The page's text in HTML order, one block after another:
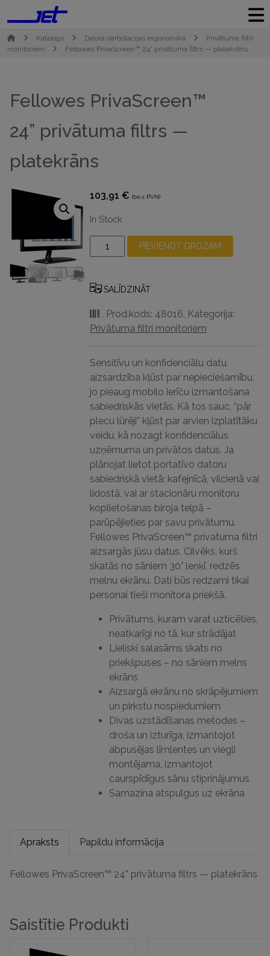
Katalogs Datora darbstacijas ergonomika
Privātuma filtri
monitoriem
Fellowes PrivaScreen™ 24” privātuma filtrs — platekrāns
Fellowes PrivaScreen™
24” privātuma filtrs —
platekrāns
103,91€ (bez PVN)
In Stock
Fellowes
PrivaScreen™
filtrs
platekrāns
daudzums
PIEVIENOT GROZAM
SALĪDZINĀT
, Prod.kods: 48016, Kategorija:
Privātuma filtri monitoriem
Sensitīvu un konfidenciālu datu
aizsardzība kļūst par nepieciešamību,
jo pieaug mobilo ierīču izmantošana
sabiedriskās vietās. Kā tos sauc, “pār
plecu lūrēji” kļūst par arvien izplatītāku
veidu, kā nozagt konfidenciālus
uzņēmuma un privātos datus. Ja
plānojat lietot portatīvo datoru
sabiedriskā vietā: kafejnīcā, vilcienā vai
lidostā, vai ar stacionāru monitoru
koplietošanas biroja telpā –
parūpējieties par savu privātumu.
Fellowes PrivaScreen™ privatuma filtri
aizsargās jūsu datus. Cilvēks, kurš
skatās no sāniem 30° leņķī, redzēs
melnu ekrānu. Dati būs redzami tikai
personai tieši monitora priekšā.
Privātums, kuram varat uzticēties,
neatkarīgi no tā, kur strādājat
Lieliski salasāms skats no
priekšpuses – no sāniem melns
ekrāns
Aizsargā ekrānu no skrāpējumiem
un pirkstu nospiedumiem
Divas uzstādīšanas metodes –
droša un izturīga, izmantojot
abpusējas līmlentes un viegli
montējama, izmantojot
caurspīdīgus sānu stiprinājumus
Samazina atspulgus uz ekrāna
Apraksts Papildu informācija
Fellowes PrivaScreen™ 24” privātuma filtrs — platekrāns
Saistītie Produkti